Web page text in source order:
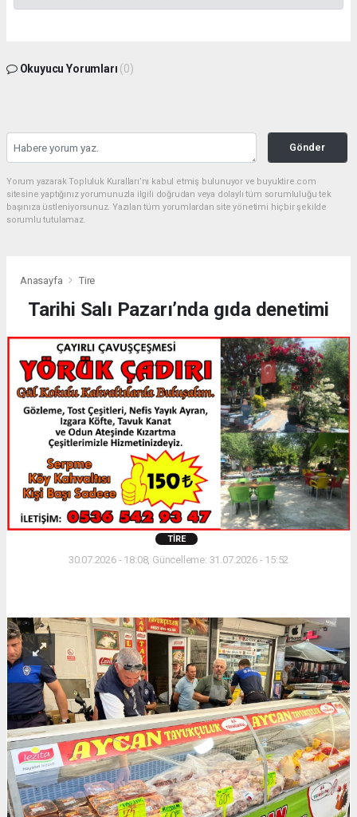
Okuyucu Yorumları (0)
Gönder
Yorum yazarak Topluluk Kuralları’nı kabul etmiş bulunuyor ve buyuktire.com
sitesine yaptığınız yorumunuzla ilgili doğrudan veya dolaylı tüm sorumluluğu tek
başınıza üstleniyorsunuz. Yazılan tüm yorumlardan site yönetimi hiçbir şekilde
sorumlu tutulamaz.
Anasayfa Tire
Tarihi Salı Pazarı’nda gıda denetimi
TIRE
30.07.2026 - 18:08, Güncelleme: 31.07.2026 - 15:52